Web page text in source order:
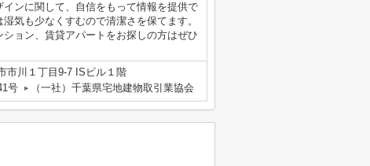
ンに関して、自信をもって情報を提供で
気も少なくすむので清潔さを保てます。
ョン、賃貸アパートをお探しの方はぜひ
市川１丁目9-7 ISビル１階
号 （一社）千葉県宅地建物取引業協会